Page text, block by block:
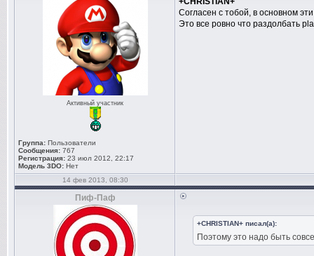
Активный участник
Группа: Пользователи
Сообщения: 767
Регистрация: 23 июл 2012, 22:17
Модель 3DO: Нет
Согласен с тобой, в основном
Это все ровно что раздолбать
14 фев 2013, 08:30
Пиф-Паф
+CHRISTIAN+ писал(а):
Поэтому это надо быть